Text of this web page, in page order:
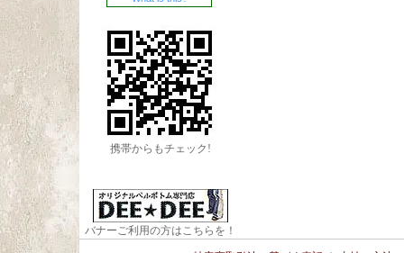
携帯からもチェック!
バナーご利用の方はこちらを！